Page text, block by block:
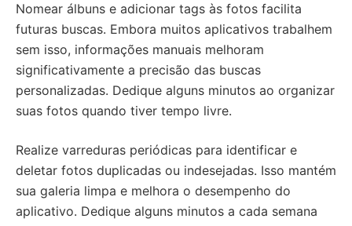
Nomear álbuns e adicionar tags às fotos facilita
futuras buscas. Embora muitos aplicativos trabalhem
sem isso, informações manuais melhoram
significativamente a precisão das buscas
personalizadas. Dedique alguns minutos ao organizar
suas fotos quando tiver tempo livre.
Realize varreduras periódicas para identificar e
deletar fotos duplicadas ou indesejadas. Isso mantém
sua galeria limpa e melhora o desempenho do
aplicativo. Dedique alguns minutos a cada semana